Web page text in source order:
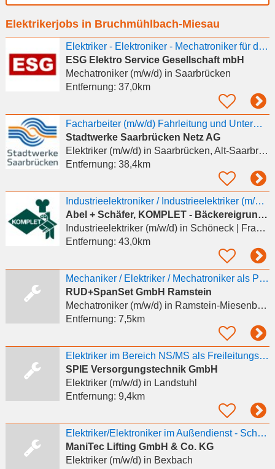
eingeben
Elektrikerjobs in Bruchmühlbach-Miesau
Elektriker - Elektroniker - Mechatroniker für den Prüfservice - Saarbrücken (m/w/d)
ESG Elektro Service Gesellschaft mbH
Mechatroniker (m/w/d)in Saarbrücken
Entfernung: 37,0km
Facharbeiter (m/w/d) Fahrleitung und Unterwerke (Elektriker, Energietechniker, o.ä.)
Stadtwerke Saarbrücken Netz AG
Elektriker (m/w/d)in Saarbrücken, Alt-Saarbrücken
Entfernung: 38,4km
Industrieelektroniker / Industrieelektriker (m/w/d)
Abel + Schäfer, KOMPLET - Bäckereigrundstoffe GmbH & Co. KG
Industrieelektriker (m/w/d)in Schöneck| Frankreich
Entfernung: 43,0km
Mechaniker / Elektriker / Mechatroniker als Prüftechniker - Großraum
RUD+SpanSet GmbH Ramstein
Mechatroniker (m/w/d)in Ramstein-Miesenbach
Entfernung: 7,5km
Elektriker im Bereich NS/MS als Freileitungsmonteur / Kabelmonteur / Monteur m/w/d
SPIE Versorgungstechnik GmbH
Elektriker (m/w/d)in Landstuhl
Entfernung: 9,4km
Elektriker/Elektroniker im Außendienst - Schwerpunkt Instandhaltung und Prüftechnik
ManiTec Lifting GmbH & Co. KG
Elektriker (m/w/d)in Bexbach